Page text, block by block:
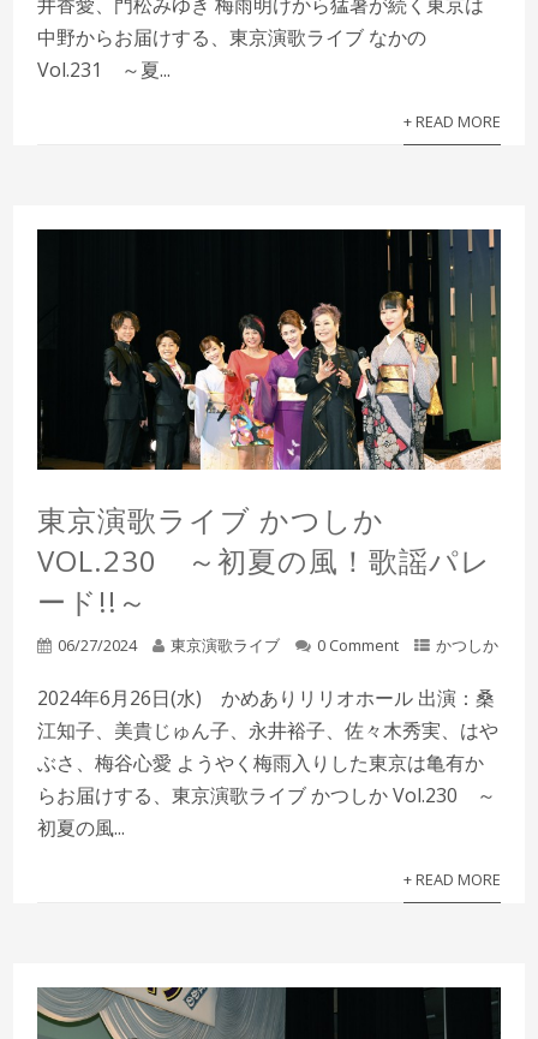
中野からお届けする、東京演歌ライブ なかの
Vol.231 ～夏...
+ READ MORE
東京演歌ライブ かつしか
VOL.230 ～初夏の風！歌謡パレ
ード!!～
06/27/2024 東京演歌ライブ 0 Comment かつしか
2024年6月26日(水) かめありリリオホール 出演：桑
江知子、美貴じゅん子、永井裕子、佐々木秀実、はや
ぶさ、梅谷心愛 ようやく梅雨入りした東京は亀有か
らお届けする、東京演歌ライブ かつしか Vol.230 ～
初夏の風...
+ READ MORE